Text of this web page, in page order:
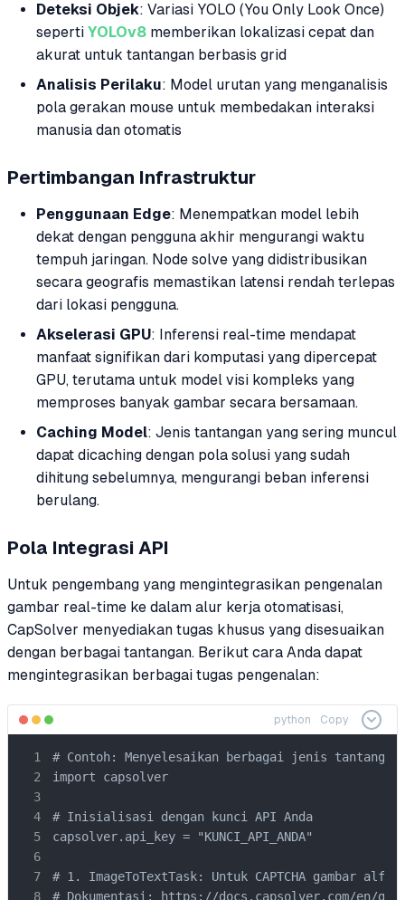
Deteksi Objek: Variasi YOLO (You Only Look Once)
seperti YOLOv8 memberikan lokalizasi cepat dan
akurat untuk tantangan berbasis grid
Analisis Perilaku: Model urutan yang menganalisis
pola gerakan mouse untuk membedakan interaksi
manusia dan otomatis
Pertimbangan Infrastruktur
Penggunaan Edge: Menempatkan model lebih
dekat dengan pengguna akhir mengurangi waktu
tempuh jaringan. Node solve yang didistribusikan
secara geografis memastikan latensi rendah terlepas
dari lokasi pengguna.
Akselerasi GPU: Inferensi real-time mendapat
manfaat signifikan dari komputasi yang dipercepat
GPU, terutama untuk model visi kompleks yang
memproses banyak gambar secara bersamaan.
Caching Model: Jenis tantangan yang sering muncul
dapat dicaching dengan pola solusi yang sudah
dihitung sebelumnya, mengurangi beban inferensi
berulang.
Pola Integrasi API
Untuk pengembang yang mengintegrasikan pengenalan
gambar real-time ke dalam alur kerja otomatisasi,
CapSolver menyediakan tugas khusus yang disesuaikan
dengan berbagai tantangan. Berikut cara Anda dapat
mengintegrasikan berbagai tugas pengenalan:
python Copy
# Contoh: Menyelesaikan berbagai jenis tantangan
import capsolver
# Inisialisasi dengan kunci API Anda
capsolver.api_key = "KUNCI_API_ANDA"
# 1. ImageToTextTask: Untuk CAPTCHA gambar
# Dokumentasi: https://docs.capsolver.com/en/